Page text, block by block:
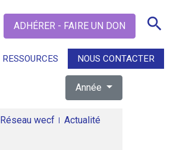
ADHÉRER - FAIRE UN DON search
RESSOURCES NOUS CONTACTER
search
Année
Réseau wecf Actualité